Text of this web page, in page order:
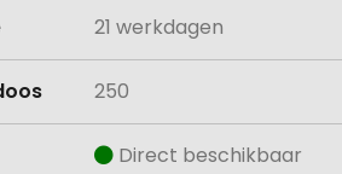
21 werkdagen
250
Direct beschikbaar